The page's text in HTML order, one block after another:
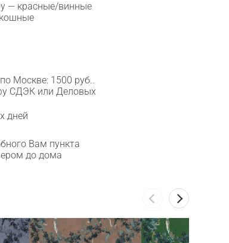
— красные/винные
Москве: 1500 руб..
СДЭК или Деловых
дней
Вам пункта
до дома